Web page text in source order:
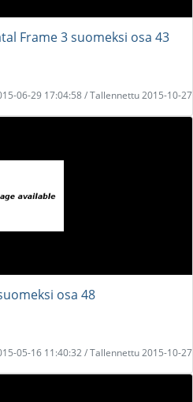
Frame 3 suomeksi osa 43
06-29 17:04:58 / Tallennettu 2015-10-27
osa 48
05-16 11:40:32 / Tallennettu 2015-10-27